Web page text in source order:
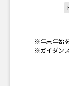
※年末年始
※ガイダン